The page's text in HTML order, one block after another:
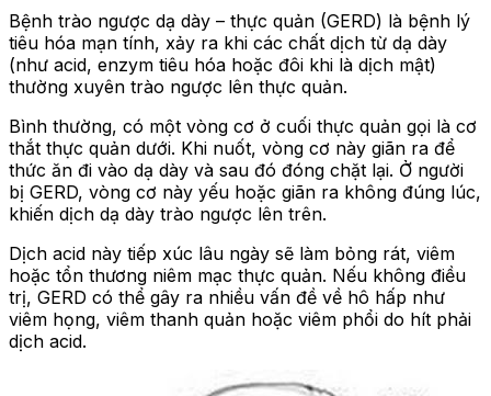
Bệnh trào ngược dạ dày – thực quản (GERD) là bệnh lý
tiêu hóa mạn tính, xảy ra khi các chất dịch từ dạ dày
(như acid, enzym tiêu hóa hoặc đôi khi là dịch mật)
thường xuyên trào ngược lên thực quản.
Bình thường, có một vòng cơ ở cuối thực quản gọi là cơ
thắt thực quản dưới. Khi nuốt, vòng cơ này giãn ra để
thức ăn đi vào dạ dày và sau đó đóng chặt lại. Ở người
bị GERD, vòng cơ này yếu hoặc giãn ra không đúng lúc,
khiến dịch dạ dày trào ngược lên trên.
Dịch acid này tiếp xúc lâu ngày sẽ làm bỏng rát, viêm
hoặc tổn thương niêm mạc thực quản. Nếu không điều
trị, GERD có thể gây ra nhiều vấn đề về hô hấp như
viêm họng, viêm thanh quản hoặc viêm phổi do hít phải
dịch acid.